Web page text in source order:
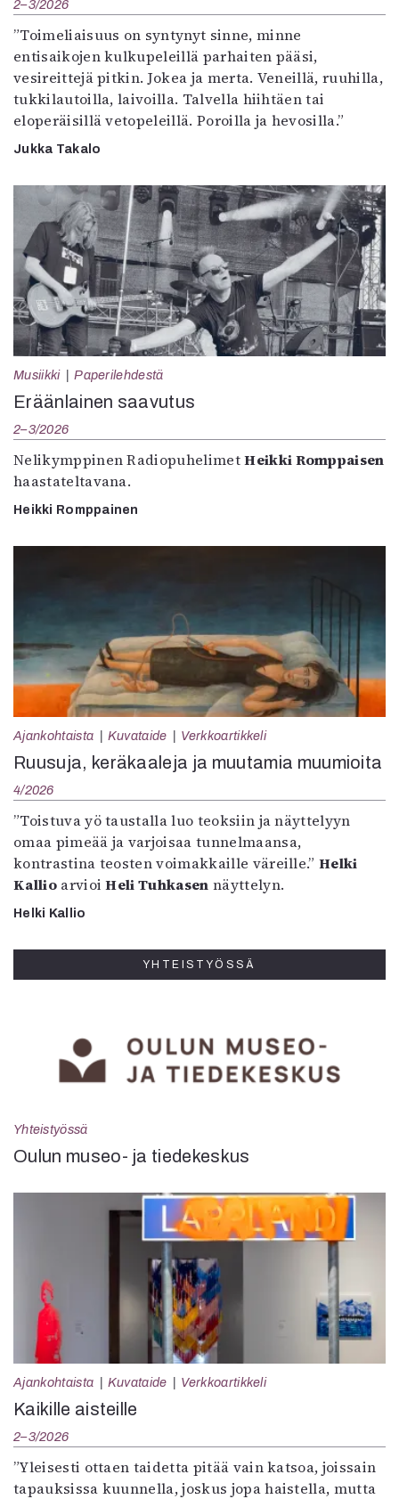
2–3/2026
”Toimeliaisuus on syntynyt sinne, minne
entisaikojen kulkupeleillä parhaiten pääsi,
vesireittejä pitkin. Jokea ja merta. Veneillä, ruuhilla,
tukkilautoilla, laivoilla. Talvella hiihtäen tai
eloperäisillä vetopeleillä. Poroilla ja hevosilla.”
Jukka Takalo
Musiikki Paperilehdestä
Eräänlainen saavutus
2–3/2026
Nelikymppinen RadiopuhelimetHeikki Romppaisen
haastateltavana.
Heikki Romppainen
Ajankohtaista Kuvataide Verkkoartikkeli
Ruusuja, keräkaaleja ja muutamia muumioita
4/2026
”Toistuva yö taustalla luo teoksiin ja näyttelyyn
omaa pimeää ja varjoisaa tunnelmaansa,
kontrastina teosten voimakkaille väreille.”Helki
KallioarvioiHeli Tuhkasen näyttelyn.
Helki Kallio
YHTEISTYÖSSÄ
Yhteistyössä
Oulun museo- ja tiedekeskus
Ajankohtaista Kuvataide Verkkoartikkeli
Kaikille aisteille
2–3/2026
”Yleisesti ottaen taidetta pitää vain katsoa, joissain
tapauksissa kuunnella, joskus jopa haistella, mutta